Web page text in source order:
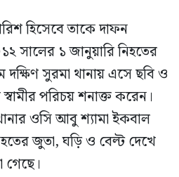
হিসেবে তাকে দাফন
সালের ১ জানুয়ারি নিহতের
দক্ষিণ সুরমা থানায় এসে ছবি ও
স্বামীর পরিচয় শনাক্ত করেন।
ওসি আবু শ্যামা ইকবাল
জুতা, ঘড়ি ও বেল্ট দেখে
গেছে।